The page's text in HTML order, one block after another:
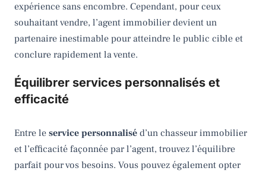
expérience sans encombre. Cependant, pour ceux
souhaitant vendre, l’agent immobilier devient un
partenaire inestimable pour atteindre le public cible et
conclure rapidement la vente.
Équilibrer services personnalisés et
efficacité
Entre le service personnalisé d’un chasseur immobilier
et l’efficacité façonnée par l’agent, trouvez l’équilibre
parfait pour vos besoins. Vous pouvez également opter